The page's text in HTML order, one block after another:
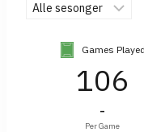
Games Played
106
-
Per Game